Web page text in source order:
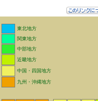
東北地方
関東地方
中部地方
近畿地方
中国・四国地方
九州・沖縄地方